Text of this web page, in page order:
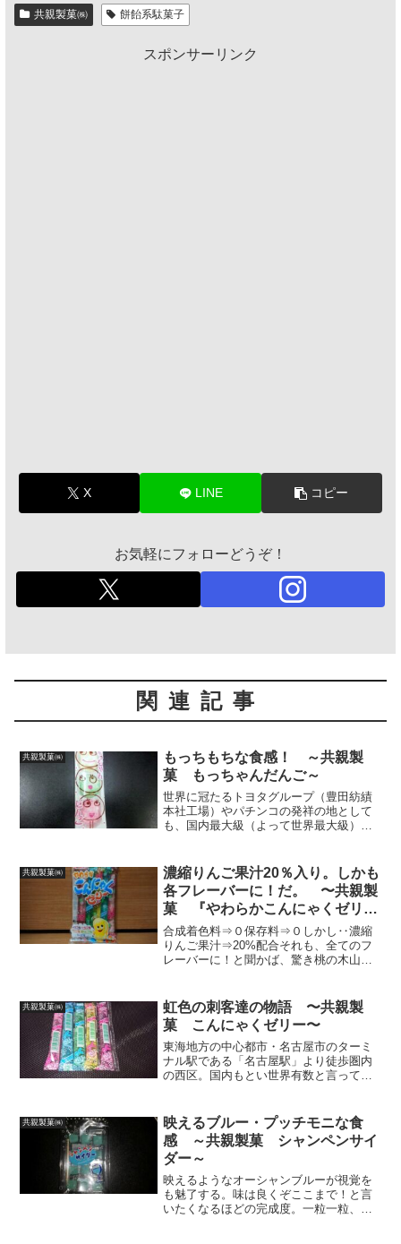
共親製菓㈱ 餅飴系駄菓子
スポンサーリンク
X LINE コピー
お気軽にフォローどうぞ！
関連記事
共親製菓㈱
もっちもちな食感！ ～共親製
菓 もっちゃんだんご～
世界に冠たるトヨタグループ（豊田紡績
本社工場）やパチンコの発祥の地として
も、国内最大級（よって世界最大級）の
知県名古屋市・西区。今回はその名古屋
市・西区に本社を置き、き...
共親製菓㈱
濃縮りんご果汁20％入り。しかも
各フレーバーに！だ。 〜共親製
菓 『やわらかこんにゃくゼリ
ー』〜
合成着色料⇒０保存料⇒０しかし‥濃縮
りんご果汁⇒20%配合それも、全てのフ
レーバーに！と聞かば、驚き桃の木山椒
でツッコミを入れたそこのアナタ！相当
な『寅さん』ファンだと...
共親製菓㈱
虹色の刺客達の物語 〜共親製
菓 こんにゃくゼリー〜
東海地方の中心都市・名古屋市のターミ
ナル駅である「名古屋駅」より徒歩圏内
の西区。国内もとい世界有数と言っても
知ですか？問屋が集まる明道町を皮切り
に、区内の各所に綺羅星の...
共親製菓㈱
映えるブルー・プッチモニな食
感 ～共親製菓 シャンペンサイ
ダー～
映えるようなオーシャンブルーが視覚を
も魅了する。味は良くぞここまで！と言
いたくなるほどの完成度。一粒一粒、ゆ